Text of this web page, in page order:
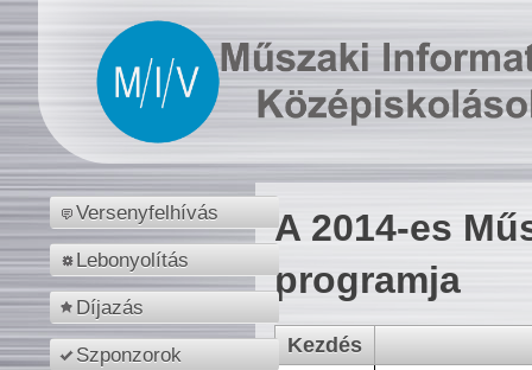
Versenyfelhívás
Lebonyolítás
Díjazás
Szponzorok
A 2014-es
programja
Kezdés